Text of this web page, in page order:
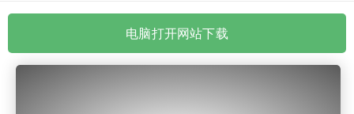
电脑打开网站下载